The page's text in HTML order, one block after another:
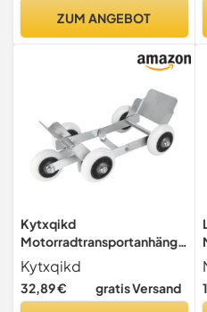
ZUM ANGEBOT
Kytxqikd
Motorradtransportanhänge
r, Motorradbedarf,
Umzugsgerät,
Professionelle Notfall-
Kytxqikd
32,89 € gratis Versand